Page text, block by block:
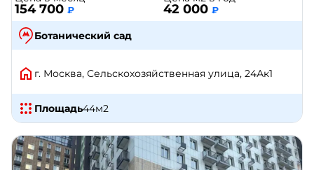
154 700 ₽ 42 000 ₽
Ботанический сад
г. Москва, Сельскохозяйственная улица, 24Ак1
Площадь44м2